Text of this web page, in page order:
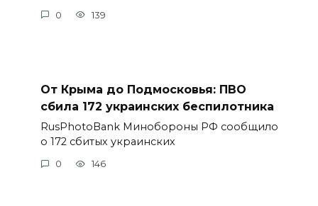
0 139
От Крыма до Подмосковья: ПВО
сбила 172 украинских беспилотника
RusPhotoBank Минобороны РФ сообщило
о 172 сбитых украинских
0 146